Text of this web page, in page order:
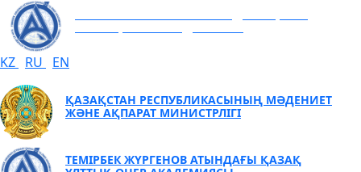
KZ RU EN
ҚАЗАҚСТАН РЕСПУБЛИКАСЫНЫҢ МӘДЕНИЕТ
ЖӘНЕ АҚПАРАТ МИНИСТРЛІГІ
ТЕМІРБЕК ЖҮРГЕНОВ АТЫНДАҒЫ ҚАЗАҚ